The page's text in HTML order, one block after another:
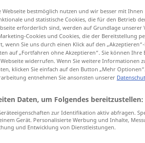
mitschleppen Schweres
bestmöglich nutzen und wir besser mit Ihnen
und statistische Cookies, die für den Betrieb
erforderlich sind, werden auf Grundlage unserer
Cookies und Cookies, die der Bereitstellung
wenn Sie uns durch einen Klick auf den
auf „Fortfahren ohne Akzeptieren“. Sie können Ihre
widerrufen. Wenn Sie weitere Informationen
klicken Sie einfach auf den Button „Mehr Optionen“.
entnehmen Sie ansonsten unserer
Daten, um Folgendes bereitzustellen:
zur Identifikation aktiv abfragen.
Gerät. Personalisierte Werbung und Inhalte,
und Entwicklung von Dienstleistungen.